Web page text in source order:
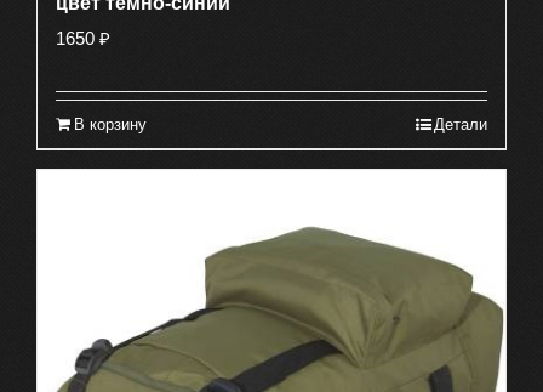
1650 ₽
В корзину Детали